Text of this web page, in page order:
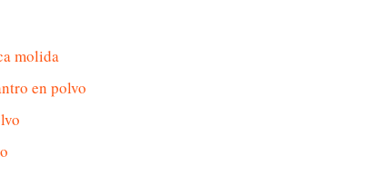
molida
en polvo